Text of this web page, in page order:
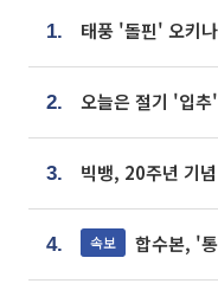
1.
2. 오늘은 절기 '입
3.
4. 속보 합수본, '통계